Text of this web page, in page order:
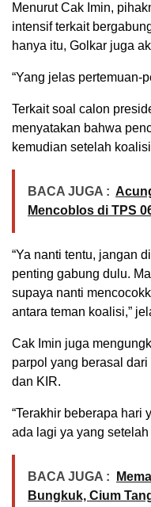
Menurut Cak Imin,
intensif terkait
hanya itu, Golkar juga
“Yang jelas pertemuan-
Terkait soal calon
menyatakan bahwa
kemudian setelah
BACA JUGA :
Mencoblos di TPS
“Ya nanti tentu, jangan
penting gabung dulu.
supaya nanti
antara teman koalisi,”
Cak Imin juga
parpol yang berasal
dan KIR.
“Terakhir beberapa hari
ada lagi ya yang setelah
BACA JUGA :
Bungkuk, Cium